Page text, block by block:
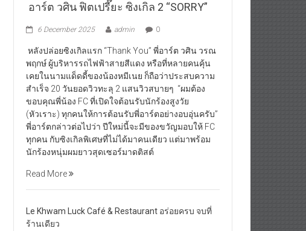
อาร์ต วศิน ฟิตเปรี๊ยะ ซิงเกิล 2 “SORRY”
6 December 2025 admin 0
หลังปล่อยซิงเกิลแรก “Thank You” พี่อาร์ต วศิน วรณ
พฤกษ์ ผู้บริหารรถไฟฟ้าสายสีแดง หรือที่หลายคนคุ้น
เคยในนามแด็ดดี้ของน้องหมีเนย ก็ถือว่าประสบความ
สำเร็จ 20 วันยอดวิวทะลุ 2 แสนวิวสบายๆ “ผมต้อง
ขอบคุณพี่น้อง FC ที่เปิดใจต้อนรับนักร้องสูงวัย
(หัวเราะ) ทุกคนให้การต้อนรับพี่อาร์ตอย่างอบอุ่นครับ”
พี่อาร์ตกล่าวต่อไปว่า ปีใหม่นี้จะมีของขวัญมอบให้ FC
ทุกคน กับซิงเกิลพิเศษที่ไม่ได้มาคนเดียว แต่มาพร้อม
นักร้องหนุ่มผมยาวสุดเซอร์มาดติสต์
Read More
Le Khwam Luck Café & Restaurant อร่อยครบ จบที่
ร้านเดียว